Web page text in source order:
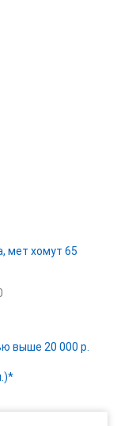
выше 20 000 р.